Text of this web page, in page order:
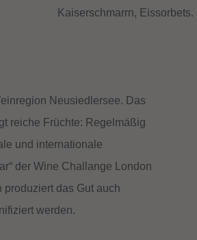
Kaiserschmarrn, Eissorbets.
Neusiedlersee. Das
reiche Früchte: Regelmäßig
und internationale
der Wine Challange London
das Gut auch
werden.